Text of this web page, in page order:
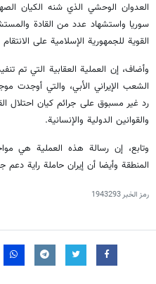
العدوان الوحشي الذي شنه الكيان
سوريا واستشهاد عدد من القادة
القوية للجمهورية الإسلامية على
وأضاف، إن العملية العقابية التي تم
الشعب الإيراني الأبي، والتي
رد غير مسبوق على جرائم كيان احتلال
والقوانين الدولية والإنسانية.
وتابع، إن رسالة هذه العملية هي
المنطقة وأيضا أن إيران حاملة راية دعم
رمز الخبر1943293